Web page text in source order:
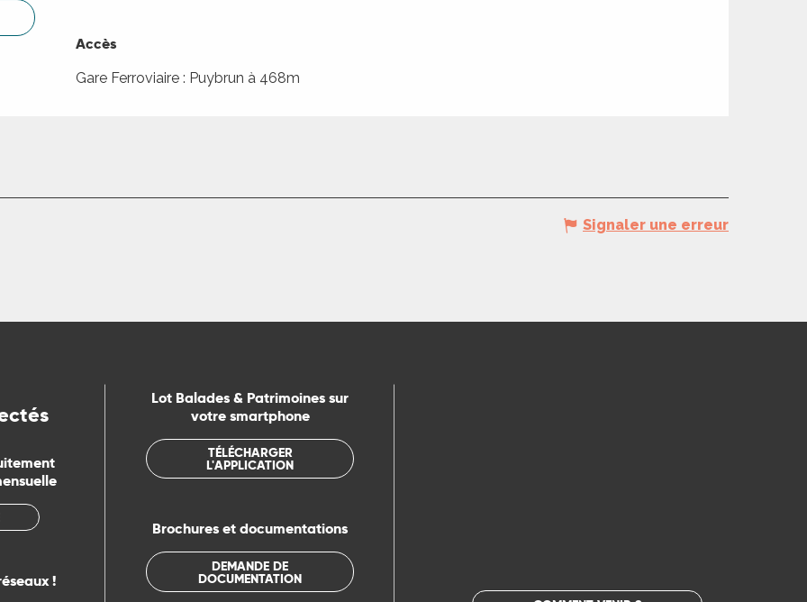
Accès
Accès
Gare Ferroviaire : Puybrun à 468m
Signaler une erreur
!
Lot Balades & Patrimoines sur
votre smartphone
TÉLÉCHARGER
L'APPLICATION
Brochures et documentations
DEMANDE DE
DOCUMENTATION